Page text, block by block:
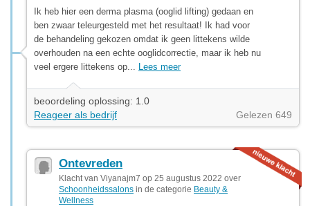
Ik heb hier een derma plasma (ooglid lifting) gedaan en
ben zwaar teleurgesteld met het resultaat! Ik had voor
de behandeling gekozen omdat ik geen littekens wilde
overhouden na een echte ooglidcorrectie, maar ik heb nu
veel ergere littekens op... Lees meer
beoordeling oplossing: 1.0
Reageer als bedrijf
Gelezen 649
Ontevreden
Klacht van Viyanajm7 op 25 augustus 2022 over
Schoonheidssalons in de categorie Beauty &
Wellness